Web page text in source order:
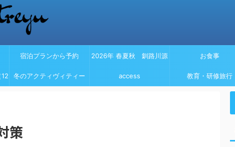
宿泊プランから予約 2026年 春夏秋 釧路川源
流カヌー
お食事
冬のアクティヴィティー access 教育・研修旅行
策